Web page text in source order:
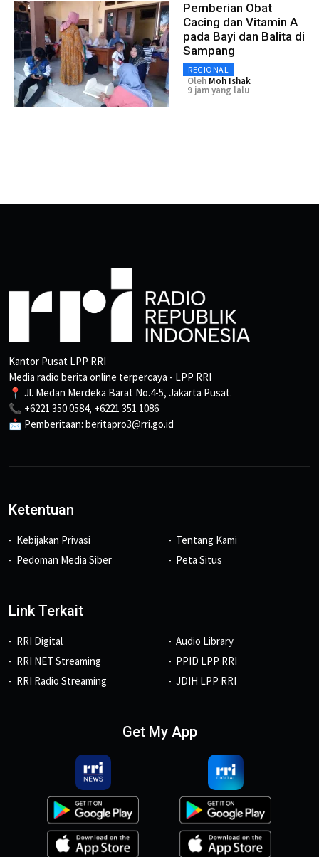
Pemberian Obat
Cacing dan Vitamin A
pada Bayi dan Balita di
Sampang
REGIONAL
Oleh Moh Ishak
9 jam yang lalu
Kantor Pusat LPP RRI
Media radio berita online terpercaya - LPP RRI
📍 Jl. Medan Merdeka Barat No.4-5, Jakarta Pusat.
📞 +6221 350 0584, +6221 351 1086
📩 Pemberitaan: beritapro3@rri.go.id
Ketentuan
Kebijakan Privasi
Pedoman Media Siber
Tentang Kami
Peta Situs
Link Terkait
RRI Digital
RRI NET Streaming
RRI Radio Streaming
Audio Library
PPID LPP RRI
JDIH LPP RRI
Get My App